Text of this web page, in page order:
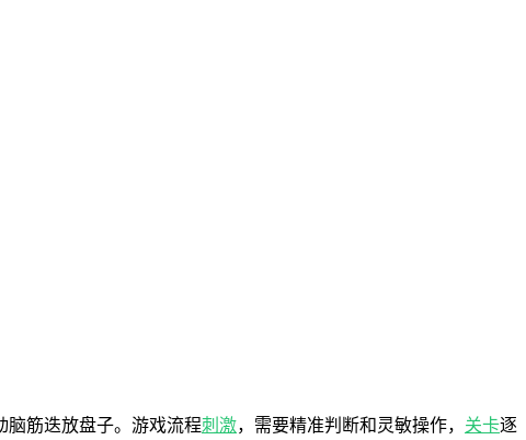
脑筋迭放盘子。游戏流程刺激，需要精准判断和灵敏操作， 关卡逐